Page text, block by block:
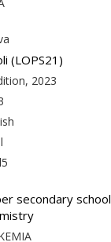
(LOPS21)
2023
secondary school